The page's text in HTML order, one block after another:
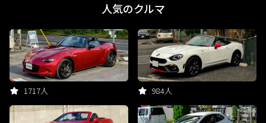
人気のクルマ
1717人 984人